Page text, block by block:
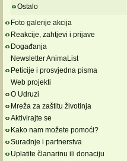
Ostalo
Foto galerije akcija
Reakcije, zahtjevi i prijave
Događanja
Newsletter AnimaList
Peticije i prosvjedna pisma
Web projekti
O Udruzi
Mreža za zaštitu životinja
Aktivirajte se
Kako nam možete pomoći?
Suradnje i partnerstva
Uplatite članarinu ili donaciju